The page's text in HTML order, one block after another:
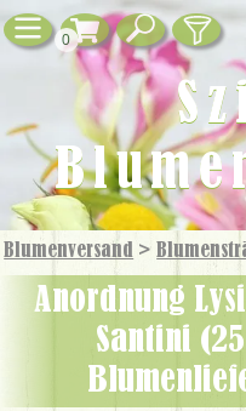
0
Blumenversand >
Anordnung Lysianthus, Freesie und
Santini